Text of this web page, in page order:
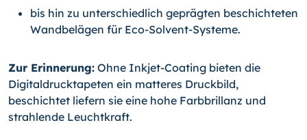
bis hin zu unterschiedlich geprägten beschichteten
Wandbelägen für Eco-Solvent-Systeme.
Zur Erinnerung: Ohne Inkjet-Coating bieten die
Digitaldrucktapeten ein matteres Druckbild,
beschichtet liefern sie eine hohe Farbbrillanz und
strahlende Leuchtkraft.